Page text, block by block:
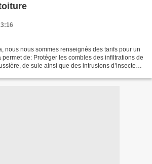
nous nous sommes renseignés des tarifs pour un
de: Protéger les combles des infiltrations de
de suie ainsi que des intrusions d’insectes